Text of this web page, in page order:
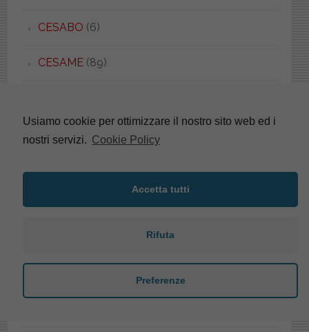
CESABO (6)
CESAME(89)
CHAMPAGNE (14)
Usiamo cookie per ottimizzare il nostro sito web ed i
nostri servizi. Cookie Policy
Accetta tutti
Rifuta
Preferenze